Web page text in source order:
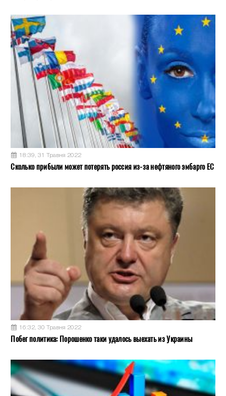
18:39, 31 Травня 2022
Сколько прибыли может потерять россия из-за нефтяного эмбарго ЕС
16:32, 30 Травня 2022
Побег политика: Порошенко таки удалось выехать из Украины